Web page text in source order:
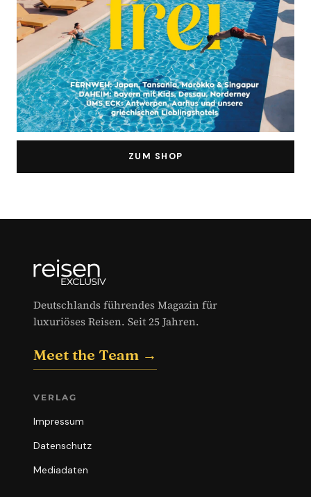
ZUM SHOP
Deutschlands führendes Magazin für
luxuriöses Reisen. Seit 25 Jahren.
Meet the Team →
VERLAG
Impressum
Datenschutz
Mediadaten